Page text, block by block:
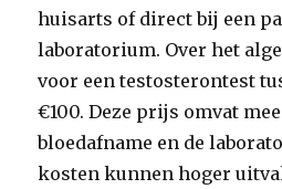
huisarts of direct bij een
laboratorium. Over het
voor een testosterontest
€100. Deze prijs omvat
bloedafname en de
kosten kunnen hoger